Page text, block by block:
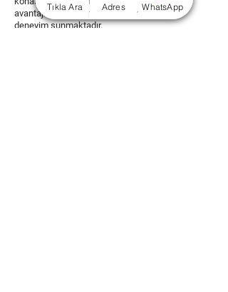
avantajlarıyla misafirlerimize unutulmaz bir
deneyim sunmaktadır.
Tıkla Ara Adres WhatsApp